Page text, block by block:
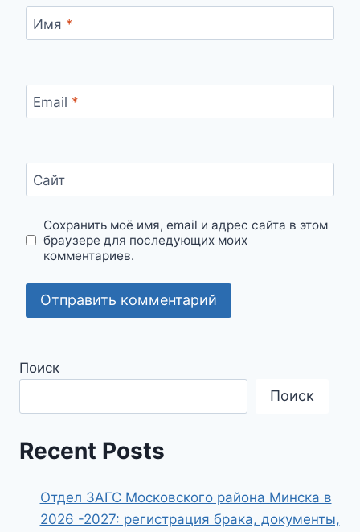
Имя *
Email *
Сайт
Сохранить моё имя, email и адрес сайта в этом
браузере для последующих моих
комментариев.
Поиск
Поиск
Recent Posts
Отдел ЗАГС Московского района Минска в
2026 -2027: регистрация брака, документы,